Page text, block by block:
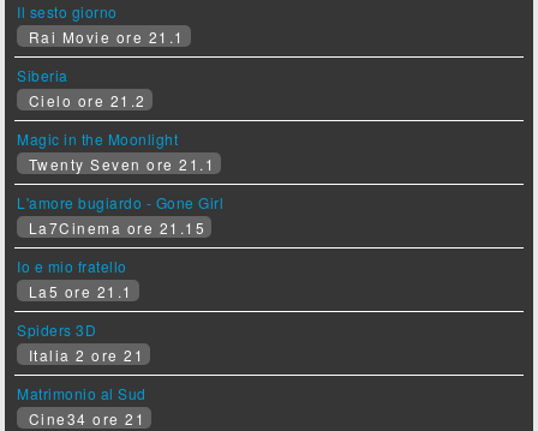
Il sesto giorno
Rai Movie ore 21.1
Siberia
Cielo ore 21.2
Magic in the Moonlight
Twenty Seven ore 21.1
L'amore bugiardo - Gone Girl
La7Cinema ore 21.15
Io e mio fratello
La5 ore 21.1
Spiders 3D
Italia 2 ore 21
Matrimonio al Sud
Cine34 ore 21